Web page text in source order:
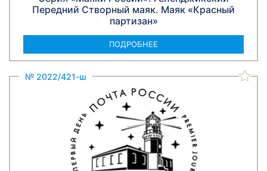
Передний Створный маяк. Маяк «Красный
партизан»
ПОДРОБНЕЕ
№ 2022/421-ш